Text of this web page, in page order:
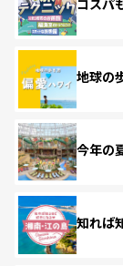
コスパ
地球の
今年の
知れば